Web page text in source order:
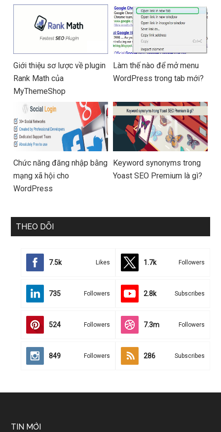
Giới thiệu sơ lược về plugin
Rank Math của
MyThemeShop
Làm thế nào để mở menu
WordPress trong tab mới?
Chức năng đăng nhập bằng
mạng xã hội cho
WordPress
Keyword synonyms trong
Yoast SEO Premium là gì?
THEO DÕI
7.5k Likes 1.7k Followers
735 Followers 2.8k Subscribes
524 Followers 7.3m Followers
849 Followers 286 Subscribes
TIN MỚI